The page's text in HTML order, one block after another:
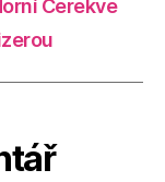
Cerekve